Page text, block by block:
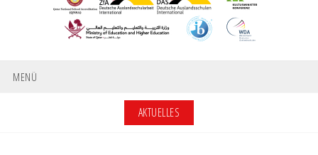
MENÜ
AKTUELLES